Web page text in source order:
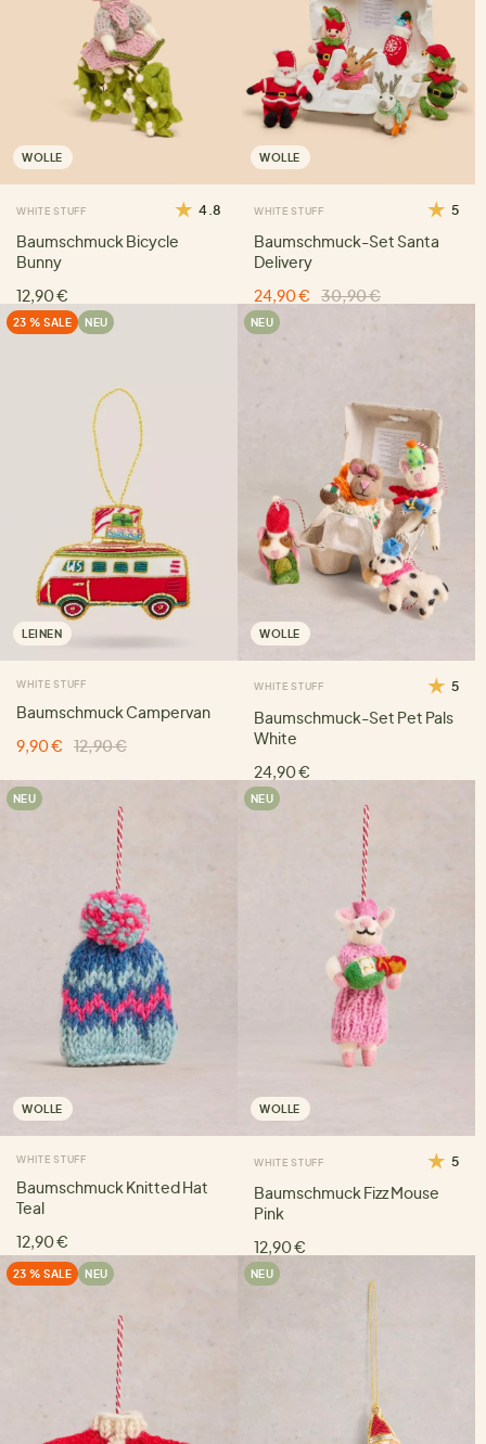
WOLLE
WHITE STUFF 4.8
Baumschmuck Bicycle
Bunny
12,90 €
WOLLE
WHITE STUFF 5
Baumschmuck-Set Santa
Delivery
24,90 €
30,90 €
23 % SALE NEU
LEINEN
WHITE STUFF
Baumschmuck Campervan
9,90 €
12,90 €
NEU
WOLLE
WHITE STUFF 5
Baumschmuck-Set Pet Pals
White
24,90 €
NEU
WOLLE
WHITE STUFF
Baumschmuck Knitted Hat
Teal
12,90 €
NEU
WOLLE
WHITE STUFF 5
Baumschmuck Fizz Mouse
Pink
12,90 €
23 % SALE NEU NEU